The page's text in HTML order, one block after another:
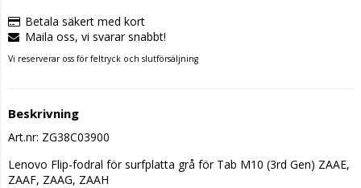
Betala säkert med kort
Maila oss, vi svarar snabbt!
Vi reserverar oss för feltryck och slutförsäljning
Beskrivning
Art.nr: ZG38C03900
Lenovo Flip-fodral för surfplatta grå för Tab M10 (3rd Gen) ZAAE,
ZAAF, ZAAG, ZAAH